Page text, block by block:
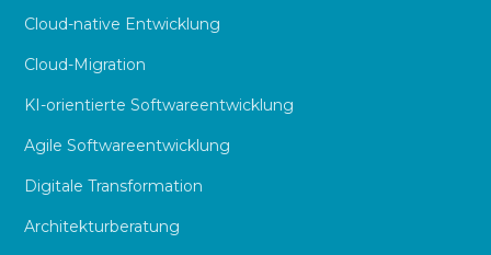
Cloud-native Entwicklung
Cloud-Migration
KI-orientierte Softwareentwicklung
Agile Softwareentwicklung
Digitale Transformation
Architekturberatung